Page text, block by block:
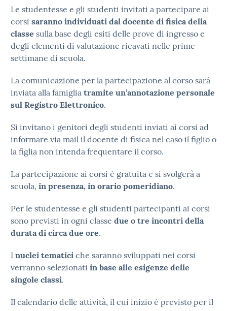
Le studentesse e gli studenti invitati a partecipare ai
corsi saranno individuati dal docente di fisica della
classe sulla base degli esiti delle prove di ingresso e
degli elementi di valutazione ricavati nelle prime
settimane di scuola.
La comunicazione per la partecipazione al corso sarà
inviata alla famiglia tramite un’annotazione personale
sul Registro Elettronico.
Si invitano i genitori degli studenti inviati ai corsi ad
informare via mail il docente di fisica nel caso il figlio o
la figlia non intenda frequentare il corso.
La partecipazione ai corsi è gratuita e si svolgerà a
scuola, in presenza, in orario pomeridiano.
Per le studentesse e gli studenti partecipanti ai corsi
sono previsti in ogni classe due o tre incontri della
durata di circa due ore.
I nuclei tematici che saranno sviluppati nei corsi
verranno selezionati in base alle esigenze delle
singole classi.
Il calendario delle attività, il cui inizio è previsto per il